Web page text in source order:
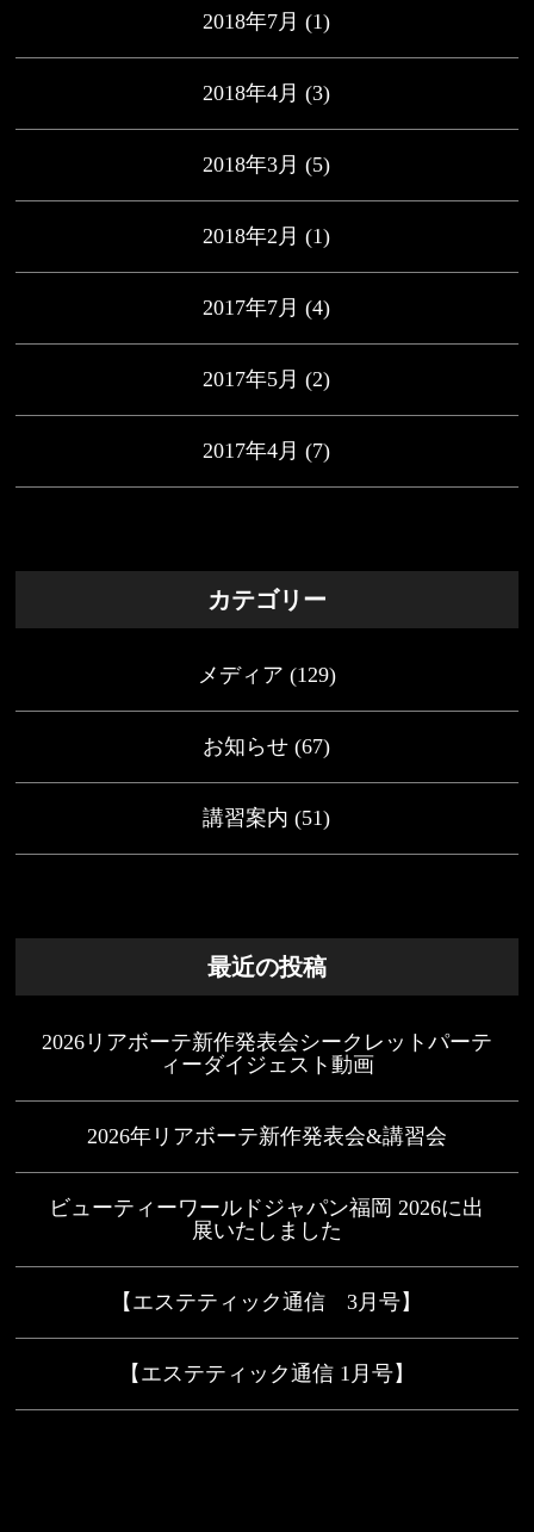
2018年7月 (1)
2018年4月 (3)
2018年3月 (5)
2018年2月 (1)
2017年7月 (4)
2017年5月 (2)
2017年4月 (7)
カテゴリー
メディア (129)
お知らせ (67)
講習案内 (51)
最近の投稿
2026リアボーテ新作発表会シークレットパーテ
ィーダイジェスト動画
2026年リアボーテ新作発表会&講習会
ビューティーワールドジャパン福岡 2026に出
展いたしました
【エステティック通信 3月号】
【エステティック通信 1月号】